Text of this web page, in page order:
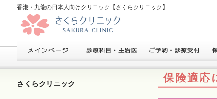
香港・九龍の日本人向けクリニック【さくらクリニック】
保険適応
さくらクリニック